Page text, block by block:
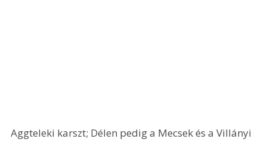
Aggteleki karszt; Délen pedig a Mecsek és a Villányi